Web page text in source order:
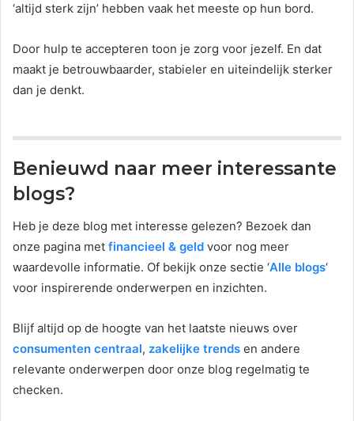
‘altijd sterk zijn’ hebben vaak het meeste op hun bord.
Door hulp te accepteren toon je zorg voor jezelf. En dat
maakt je betrouwbaarder, stabieler en uiteindelijk sterker
dan je denkt.
Benieuwd naar meer interessante
blogs?
Heb je deze blog met interesse gelezen? Bezoek dan
onze pagina met financieel & geld voor nog meer
waardevolle informatie. Of bekijk onze sectie ‘Alle blogs‘
voor inspirerende onderwerpen en inzichten.
Blijf altijd op de hoogte van het laatste nieuws over
consumenten centraal, zakelijke trends en andere
relevante onderwerpen door onze blog regelmatig te
checken.